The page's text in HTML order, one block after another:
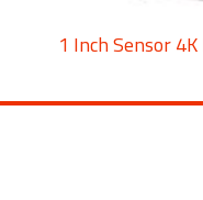
1 Inch Sensor